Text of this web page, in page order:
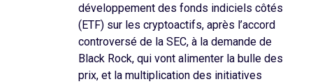
développement des fonds indiciels côtés
(ETF) sur les cryptoactifs, après l’accord
controversé de la SEC, à la demande de
Black Rock, qui vont alimenter la bulle des
prix, et la multiplication des initiatives